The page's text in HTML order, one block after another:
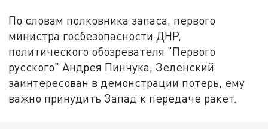
По словам полковника запаса, первого
министра госбезопасности ДНР,
политического обозревателя "Первого
русского" Андрея Пинчука, Зеленский
заинтересован в демонстрации потерь, ему
важно принудить Запад к передаче ракет.